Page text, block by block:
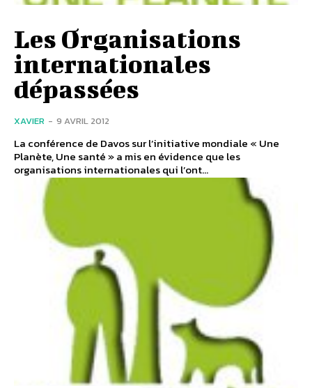
Les Organisations
internationales
dépassées
XAVIER - 9 AVRIL 2012
La conférence de Davos sur l’initiative mondiale « Une
Planète, Une santé » a mis en évidence que les
organisations internationales qui l’ont...